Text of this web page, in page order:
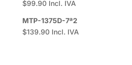
$99.90 Incl. IVA
MTP-1375D-7ª2
$139.90 Incl. IVA